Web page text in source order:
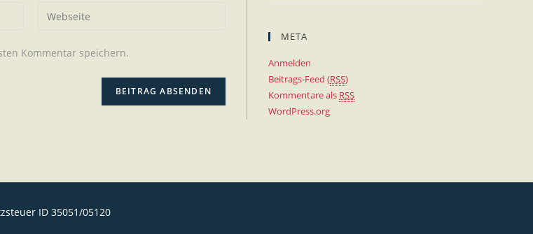
Kommentar speichern.
META
Anmelden
Beitrags-Feed (RSS)
Kommentare als RSS
WordPress.org
ID 35051/05120